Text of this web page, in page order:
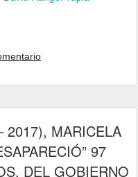
2017), MARICELA
97
DEL GOBIERNO